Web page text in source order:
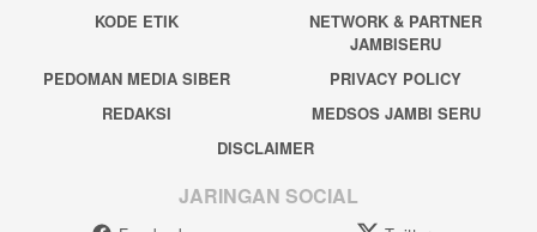
KODE ETIK
NETWORK & PARTNER
JAMBISERU
PEDOMAN MEDIA SIBER
PRIVACY POLICY
REDAKSI
MEDSOS JAMBI SERU
DISCLAIMER
JARINGAN SOCIAL